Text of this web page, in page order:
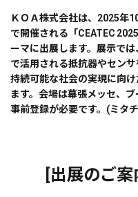
ＫＯＡ株式会社は、2025年
で開催される「CEATEC
ーマに出展します。展示で
で活用される抵抗器やセン
持続可能な社会の実現に向
ます。会場は幕張メッセ、
事前登録が必要です。(ミタ
[出展のご